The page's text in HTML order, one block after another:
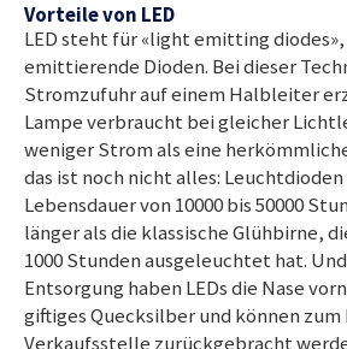
Vorteile von LED
LED steht für «light emitting
emittierende Dioden. Bei dieser
Stromzufuhr auf einem Halbleiter
Lampe verbraucht bei gleicher
weniger Strom als eine
das ist noch nicht alles:
Lebensdauer von 10000 bis 50000
länger als die klassische Glühbirne,
1000 Stunden ausgeleuchtet hat.
Entsorgung haben LEDs die Nase
giftiges Quecksilber und können zum
Verkaufsstelle zurückgebracht